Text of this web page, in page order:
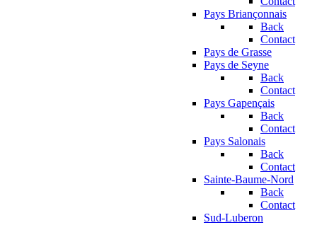
Pays Briançonnais
Back
Contact
Pays de Grasse
Pays de Seyne
Back
Contact
Pays Gapençais
Back
Contact
Pays Salonais
Back
Contact
Sainte-Baume-Nord
Back
Contact
Sud-Luberon